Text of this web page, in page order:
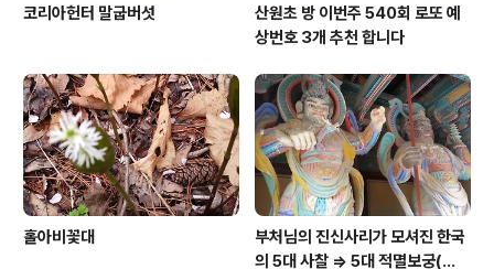
코리아헌터 말굽버섯
산원초 방 이번주 540회 로또 예
상번호 3개 추천 합니다
홀아비꽃대
부처님의 진신사리가 모셔진 한국
의 5대 사찰 => 5대 적멸보궁(寂